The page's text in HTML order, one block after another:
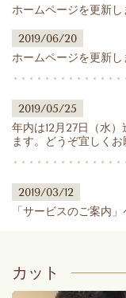
ホームページを更新し
2019/06/20
ホームページを更新し
2019/05/25
年内は12月27日（水
ます。どうぞ宜しくお
2019/03/12
「サービスのご案内
カット